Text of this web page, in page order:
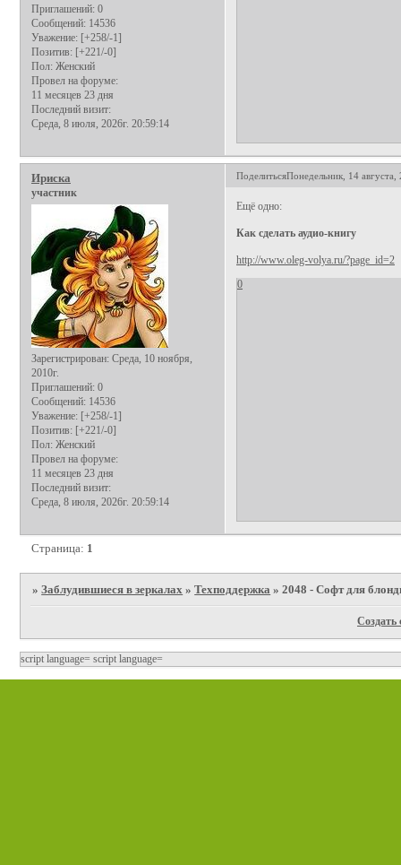
Приглашений: 0
Сообщений: 14536
Уважение: [+258/-1]
Позитив: [+221/-0]
Пол: Женский
Провел на форуме:
11 месяцев 23 дня
Последний визит:
Среда, 8 июля, 2026г. 20:59:14
ПоделитьсяПонедельник, 14
Ириска
участник
Зарегистрирован: Среда, 10 ноября,
2010г.
Приглашений: 0
Сообщений: 14536
Уважение: [+258/-1]
Позитив: [+221/-0]
Пол: Женский
Провел на форуме:
11 месяцев 23 дня
Последний визит:
Среда, 8 июля, 2026г. 20:59:14
Ещё одно:
Как сделать аудио-книгу
http://www.oleg-volya.ru/?page_id=2
0
Страница: 1
»Заблудившиеся в зеркалах »Техподдержка »2048 - Софт для
Создать
script language= script language=